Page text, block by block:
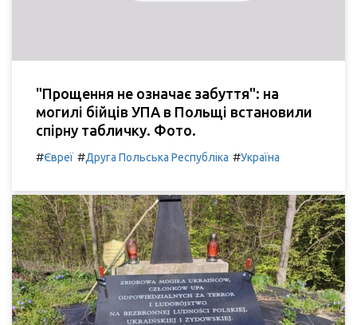
"Прощення не означає забуття": на
могилі бійців УПА в Польщі встановили
спірну табличку. Фото.
#Євреї #Друга Польська Республіка #Україна